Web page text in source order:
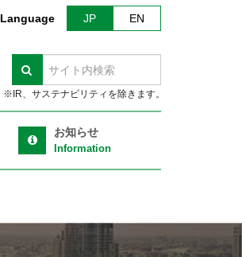
Language JP EN
検索
※IR、サステナビリティを除きます。
お知らせ
Information